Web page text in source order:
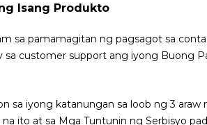
Isang Produkto
sa pamamagitan ng pagsagot sa
customer support ang iyong Buong
iyong katanungan sa loob ng 3
ito at sa Mga Tuntunin ng Serbisyo